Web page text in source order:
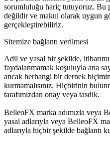
sorumluluğu hariç tutuyoruz. Bu
değildir ve makul olarak uygun
gerçekleştirebiliriz.
Sitemize bağlantı verilmesi
Adil ve yasal bir şekilde,
faydalanmamak koşuluyla ana
ancak herhangi bir dernek
kurmamalısınız. Hiçbirinin
tarafımızdan onay veya tasdik.
BelleoFX marka adımızla veya
yasal adlarıyla veya BelleoFX
adlarıyla hiçbir şekilde bağlantı